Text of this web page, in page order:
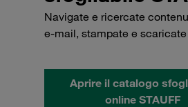
Navigate e ricercate
e-mail, stampate e
Aprire il catalogo
online STAUFF